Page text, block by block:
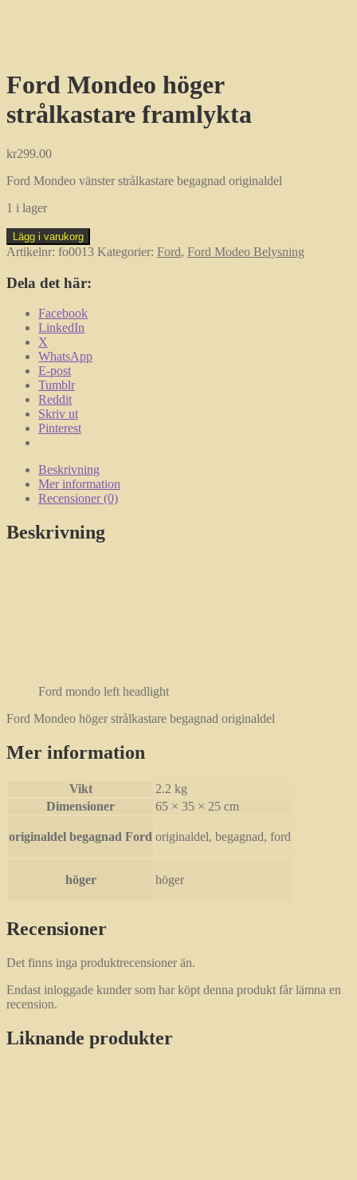
Ford Mondeo höger
strålkastare framlykta
kr299.00
Ford Mondeo vänster strålkastare begagnad originaldel
1 i lager
Ford
Mondeo
strålkastare
framlykta
mängd
Lägg i varukorg
Artikelnr: fo0013 Kategorier: Ford, Ford Modeo Belysning
Dela det här:
Facebook
LinkedIn
X
WhatsApp
E-post
Tumblr
Reddit
Skriv ut
Pinterest
Beskrivning
Mer information
Recensioner (0)
Beskrivning
Ford mondo left headlight
Ford Mondeo höger strålkastare begagnad originaldel
Mer information
Vikt
2.2 kg
Dimensioner
65 × 35 × 25 cm
originaldel begagnad Ford originaldel, begagnad, ford
höger höger
Recensioner
Det finns inga produktrecensioner än.
Endast inloggade kunder som har köpt denna produkt får lämna en
recension.
Liknande produkter